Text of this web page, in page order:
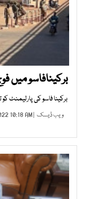
برکینافاسو میں
برکینا فاسو کی پارلیمنٹ
ویب ڈیسک | JAN 25, 2022 10:18 AM |